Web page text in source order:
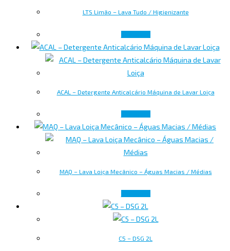
LTS Limão – Lava Tudo / Higienizante
ACAL – Detergente Anticalcário Máquina de Lavar Loiça
MAQ – Lava Loiça Mecânico – Águas Macias / Médias
C5 – DSG 2L